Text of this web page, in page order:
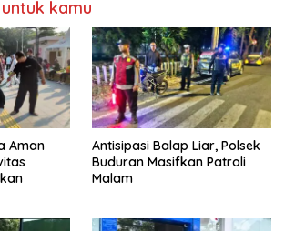
kamu
Aman
Antisipasi Balap Liar, Polsek
Buduran Masifkan Patroli
Malam